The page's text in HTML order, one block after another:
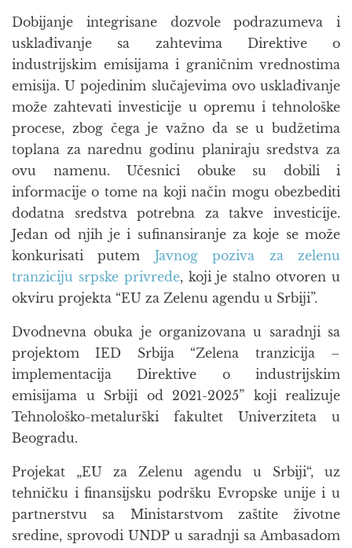
Dobijanje integrisane dozvole podrazumeva i
usklađivanje sa zahtevima Direktive o
industrijskim emisijama i graničnim vrednostima
emisija. U pojedinim slučajevima ovo usklađivanje
može zahtevati investicije u opremu i tehnološke
procese, zbog čega je važno da se u budžetima
toplana za narednu godinu planiraju sredstva za
ovu namenu. Učesnici obuke su dobili i
informacije o tome na koji način mogu obezbediti
dodatna sredstva potrebna za takve investicije.
Jedan od njih je i sufinansiranje za koje se može
konkurisati putem Javnog poziva za zelenu
tranziciju srpske privrede, koji je stalno otvoren u
okviru projekta “EU za Zelenu agendu u Srbiji”.
Dvodnevna obuka je organizovana u saradnji sa
projektom IED Srbija “Zelena tranzicija –
implementacija Direktive o industrijskim
emisijama u Srbiji od 2021-2025” koji realizuje
Tehnološko-metalurški fakultet Univerziteta u
Beogradu.
Projekat „EU za Zelenu agendu u Srbiji“, uz
tehničku i finansijsku podršku Evropske unije i u
partnerstvu sa Ministarstvom zaštite životne
sredine, sprovodi UNDP u saradnji sa Ambasadom